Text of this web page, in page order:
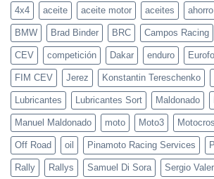
a
un
paso
del
podio
Moto3
y
PreMoto3
en
Mugello
4x4 aceite aceite motor aceites ahorro
BMW Brad Binder BRC Campos Racing
CEV competición Dakar enduro
FIM CEV Jerez Konstantin Tereschenko
Lubricantes Lubricantes Sort Maldonado
Manuel Maldonado moto Moto3
Off Road oil Pinamoto Racing Services
Rally Rallys Samuel Di Sora Sergio